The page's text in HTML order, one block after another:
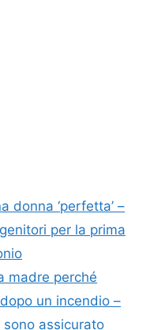
donna ‘perfetta’ –
per la prima
madre perché
un incendio –
assicurato